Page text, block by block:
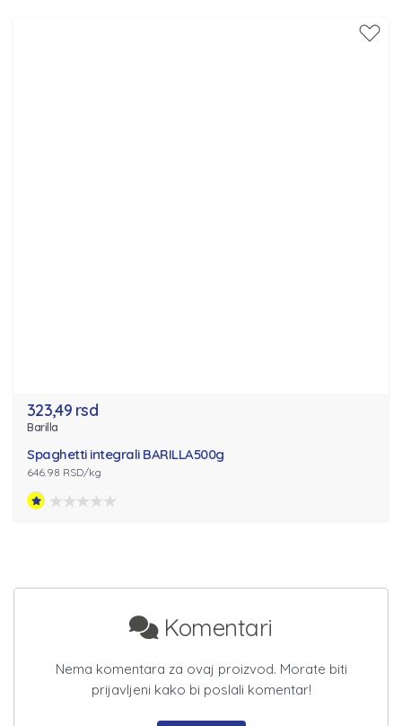
323,49 rsd
Barilla
Spaghetti integrali BARILLA500g
646.98 RSD/kg
Komentari
Nema komentara za ovaj proizvod. Morate biti
prijavljeni kako bi poslali komentar!